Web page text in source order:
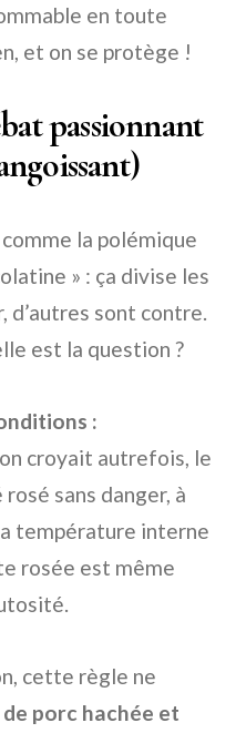
en toute
et on se protège !
passionnant
comme la polémique
» : ça divise les
d’autres sont contre.
est la question ?
:
croyait autrefois, le
sans danger, à
température interne
rosée est même
cette règle ne
porc hachée et